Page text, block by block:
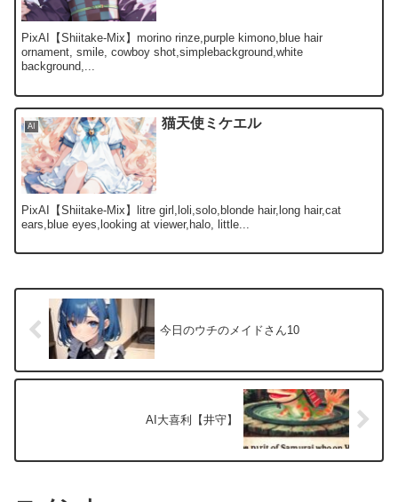
PixAI【Shiitake-Mix】morino rinze,purple kimono,blue hair
ornament, smile, cowboy shot,simplebackground,white
background,...
AI 猫天使ミケエル
PixAI【Shiitake-Mix】litre girl,loli,solo,blonde hair,long hair,cat
ears,blue eyes,looking at viewer,halo, little...
今日のウチのメイドさん10
AI大喜利【井守】